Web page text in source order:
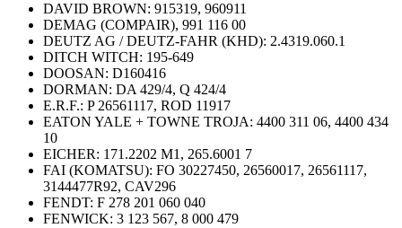
DAVID BROWN: 915319, 960911
DEMAG (COMPAIR), 991 116 00
DEUTZ AG / DEUTZ-FAHR (KHD): 2.4319.060.1
DITCH WITCH: 195-649
DOOSAN: D160416
DORMAN: DA 429/4, Q 424/4
E.R.F.: P 26561117, ROD 11917
EATON YALE + TOWNE TROJA: 4400 311 06, 4400 434
10
EICHER: 171.2202 M1, 265.6001 7
FAI (KOMATSU): FO 30227450, 26560017, 26561117,
3144477R92, CAV296
FENDT: F 278 201 060 040
FENWICK: 3 123 567, 8 000 479